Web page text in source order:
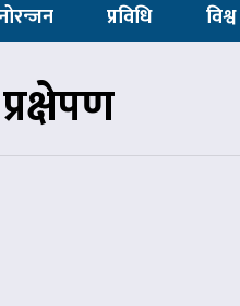
प्रविधि विश्व